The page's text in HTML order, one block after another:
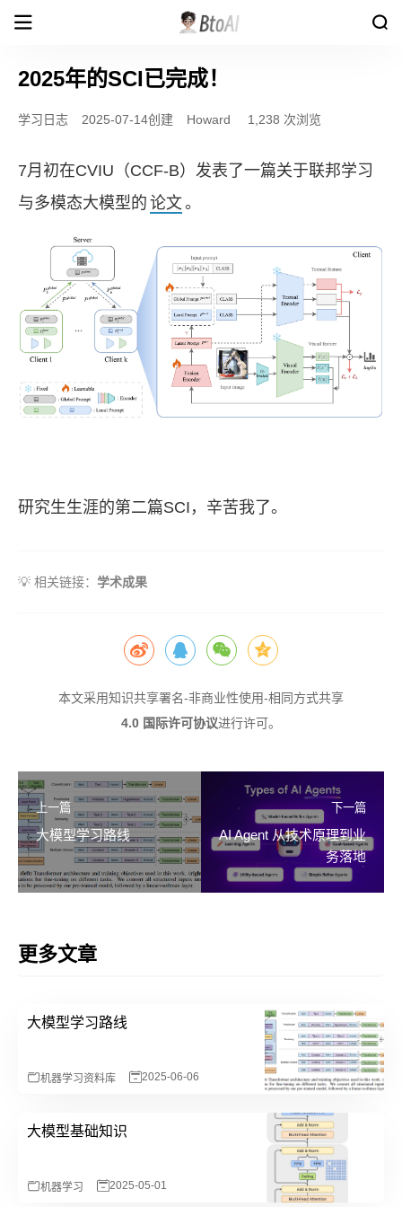
2025年的SCI已完成！
学习日志 2025-07-14创建 Howard 1,238 次浏览
7月初在CVIU（CCF-B）发表了一篇关于联邦学习
与多模态大模型的 论文。
研究生生涯的第二篇SCI，辛苦我了。
💡 相关链接： 学术成果
本文采用知识共享署名-非商业性使用-相同方式共享
4.0 国际许可协议进行许可。
上一篇
大模型学习路线
下一篇
AI Agent 从技术原理到业
务落地
更多文章
大模型学习路线
机器学习资料库 2025-06-06
大模型基础知识
机器学习 2025-05-01